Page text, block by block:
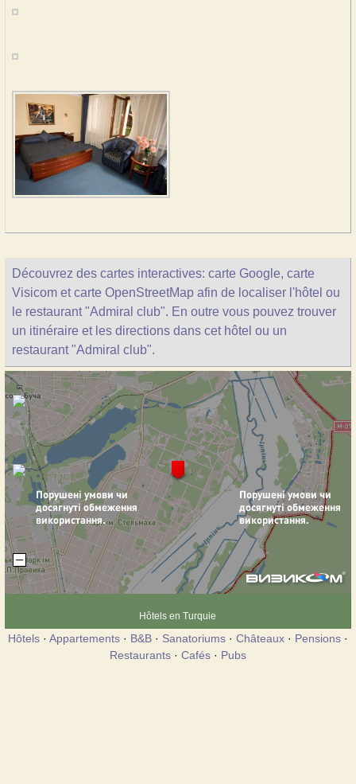
Découvrez des cartes interactives: carte Google, carte
Visicom et carte OpenStreetMap afin de localiser l'hôtel ou
le restaurant "Admiral club". En outre vous pouvez trouver
un itinéraire et les directions dans cet hôtel ou un
restaurant "Admiral club".
Hôtels en Turquie
Hôtels · Appartements · B&B · Sanatoriums · Châteaux · Pensions ·
Restaurants · Cafés · Pubs